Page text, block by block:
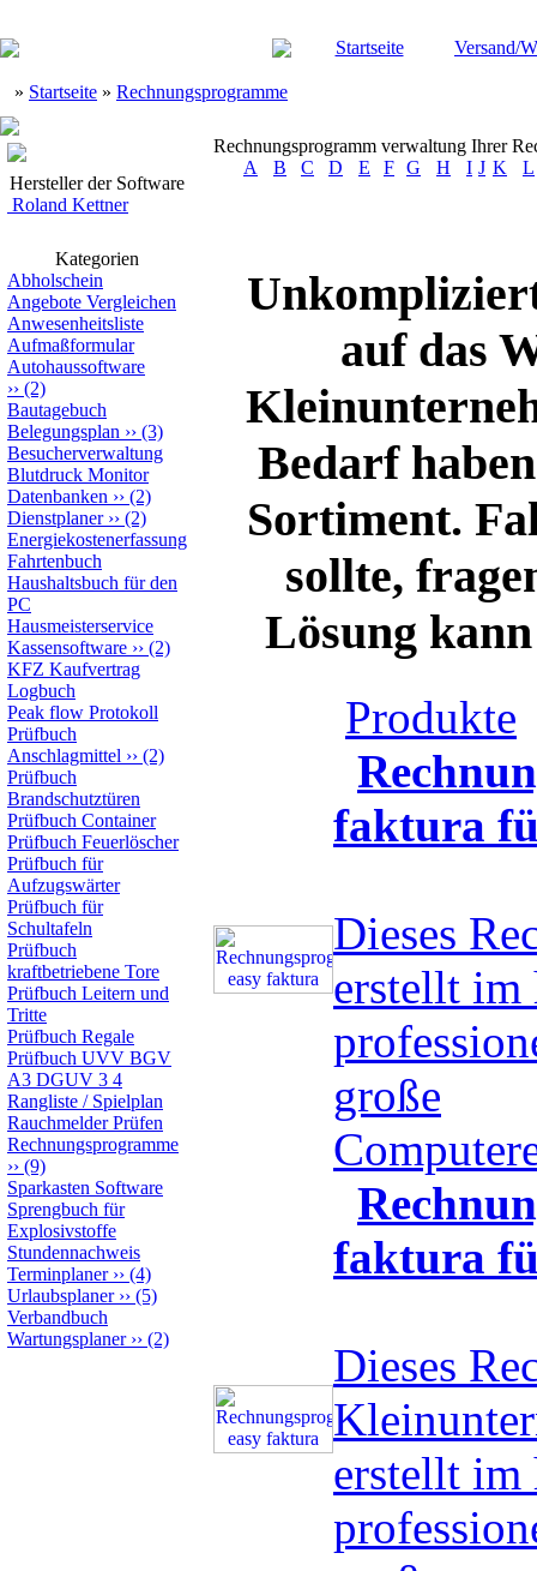
Startseite Versand/
» Startseite » Rechnungsprogramme
Hersteller der Software
Roland Kettner
Kategorien
Abholschein
Angebote Vergleichen
Anwesenheitsliste
Aufmaßformular
Autohaussoftware
›› (2)
Bautagebuch
Belegungsplan ›› (3)
Besucherverwaltung
Blutdruck Monitor
Datenbanken ›› (2)
Dienstplaner›› (2)
Energiekostenerfassung
Fahrtenbuch
Haushaltsbuch für den
PC
Hausmeisterservice
Kassensoftware ›› (2)
KFZ Kaufvertrag
Logbuch
Peak flow Protokoll
Prüfbuch
Anschlagmittel ›› (2)
Prüfbuch
Brandschutztüren
Prüfbuch Container
Prüfbuch Feuerlöscher
Prüfbuch für
Aufzugswärter
Prüfbuch für
Schultafeln
Prüfbuch
kraftbetriebene Tore
Prüfbuch Leitern und
Tritte
Prüfbuch Regale
Prüfbuch UVV BGV
A3 DGUV 3 4
Rangliste / Spielplan
Rauchmelder Prüfen
Rechnungsprogramme
›› (9)
Sparkasten Software
Sprengbuch für
Explosivstoffe
Stundennachweis
Terminplaner›› (4)
Urlaubsplaner›› (5)
Verbandbuch
Wartungsplaner›› (2)
Rechnungsprogramm verwaltung Ihrer
A
B C D E F G H I J K L
auf das
Bedarf
Sortiment.
sollte,
Lösung kann
Produkte
faktura
Dieses
erstellt im
große
faktura
Dieses
erstellt im